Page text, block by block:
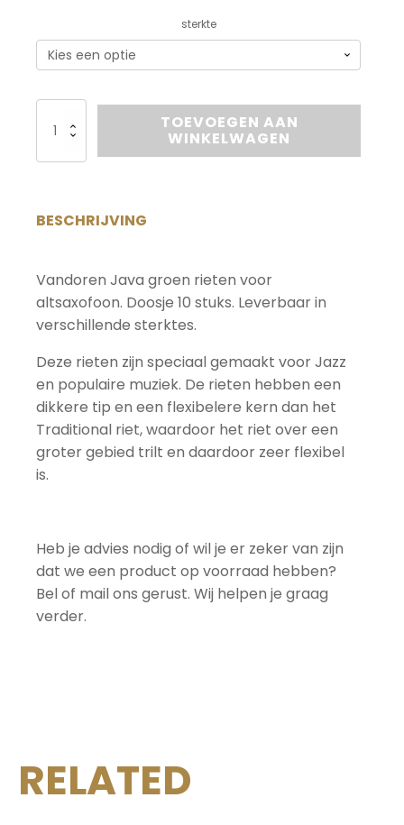
sterkte
Java
TOEVOEGEN AAN
WINKELWAGEN
BESCHRIJVING
Vandoren Java groen rieten voor
altsaxofoon. Doosje 10 stuks. Leverbaar in
verschillende sterktes.
Deze rieten zijn speciaal gemaakt voor Jazz
en populaire muziek. De rieten hebben een
dikkere tip en een flexibelere kern dan het
Traditional riet, waardoor het riet over een
groter gebied trilt en daardoor zeer flexibel
is.
Heb je advies nodig of wil je er zeker van zijn
dat we een product op voorraad hebben?
Bel of mail ons gerust. Wij helpen je graag
verder.
RELATED